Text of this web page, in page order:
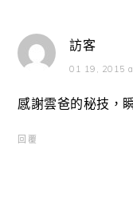
訪客
01 19, 2015
感謝雲爸的秘技，
回覆